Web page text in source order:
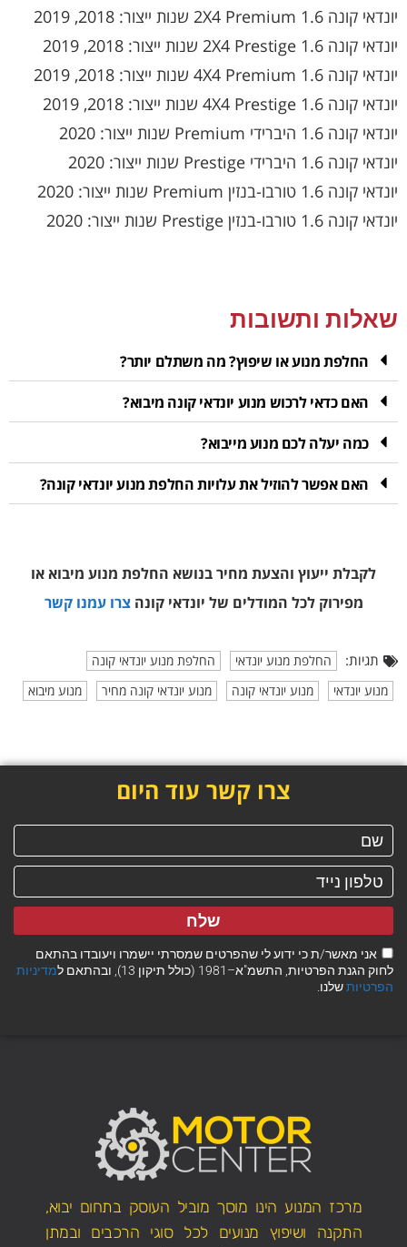
יונדאי קונה 1.6 2X4 Premium שנות ייצור: 2018, 2019
יונדאי קונה 1.6 2X4 Prestige שנות ייצור: 2018, 2019
יונדאי קונה 1.6 4X4 Premium שנות ייצור: 2018, 2019
יונדאי קונה 1.6 4X4 Prestige שנות ייצור: 2018, 2019
יונדאי קונה 1.6 היברידי Premium שנות ייצור: 2020
יונדאי קונה 1.6 היברידי Prestige שנות ייצור: 2020
יונדאי קונה 1.6 טורבו-בנזין Premium שנות ייצור: 2020
יונדאי קונה 1.6 טורבו-בנזין Prestige שנות ייצור: 2020
שאלות ותשובות
החלפת מנוע או שיפוץ? מה משתלם יותר?
האם כדאי לרכוש מנוע יונדאי קונה מיבוא?
כמה יעלה לכם מנוע מייבוא?
האם אפשר להוזיל את עלויות החלפת מנוע יונדאי קונה?
לקבלת ייעוץ והצעת מחיר בנושא החלפת מנוע מיבוא או
מפירוקלכל המודלים של יונדאי קונהצרו עמנו קשר
תגיות: החלפת מנוע יונדאי
החלפת מנוע יונדאי קונה
מנוע יונדאי
מנוע יונדאי קונה מנוע יונדאי קונה מחיר מנוע מיבוא
צרו קשר עוד היום
אני מאשר/ת כי ידוע לי שהפרטים שמסרתי יישמרו ויעובדו בהתאם
לחוק הגנת הפרטיות, התשמ"א–1981 (כולל תיקון 13), ובהתאם ל
מדיניות
הפרטיותשלנו.
שלח
מרכז המנוע הינו מוסך מוביל העוסק בתחום יבוא,
התקנה ושיפוץ מנועים לכל סוגי הרכבים ובמתן